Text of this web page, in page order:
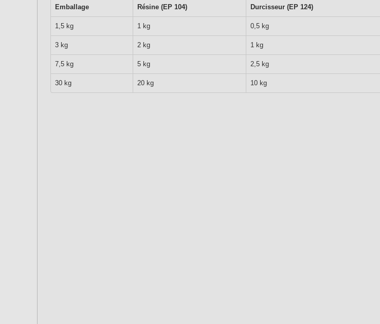
Emballage Résine (EP 104) Durcisseur (EP 124)
1,5 kg 1 kg 0,5 kg
3 kg 2 kg 1 kg
7,5 kg 5 kg 2,5 kg
30 kg 20 kg 10 kg